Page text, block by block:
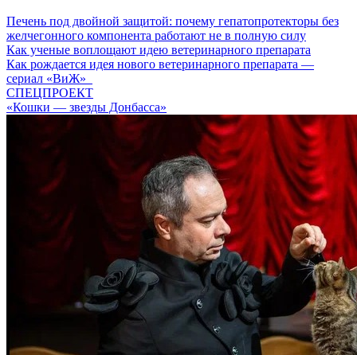
Печень под двойной защитой: почему гепатопротекторы без
желчегонного компонента работают не в полную силу
Как ученые воплощают идею ветеринарного препарата
Как рождается идея нового ветеринарного препарата —
сериал «ВиЖ»
СПЕЦПРОЕКТ
«Кошки — звезды Донбасса»